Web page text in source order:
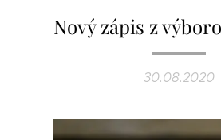
Nový zápis z
30.08.2020